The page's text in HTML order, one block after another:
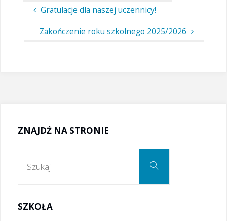
Gratulacje dla naszej uczennicy!
Zakończenie roku szkolnego 2025/2026
ZNAJDŹ NA STRONIE
Szukaj
SZKOŁA